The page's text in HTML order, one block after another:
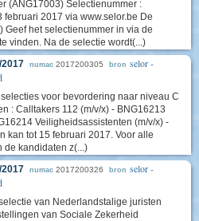
(ANG17003) Selectienummer :
2017 via www.selor.be De
het selectienummer in via de
vinden. Na de selectie wordt(...)
numac 2017200305 bron selor -
voor bevordering naar niveau C
: Calltakers 112 (m/v/x) - BNG16213
Veiligheidsassistenten (m/v/x) -
kan tot 15 februari 2017. Voor alle
de kandidaten z(...)
numac 2017200326 bron selor -
van Nederlandstalige juristen
van Sociale Zekerheid